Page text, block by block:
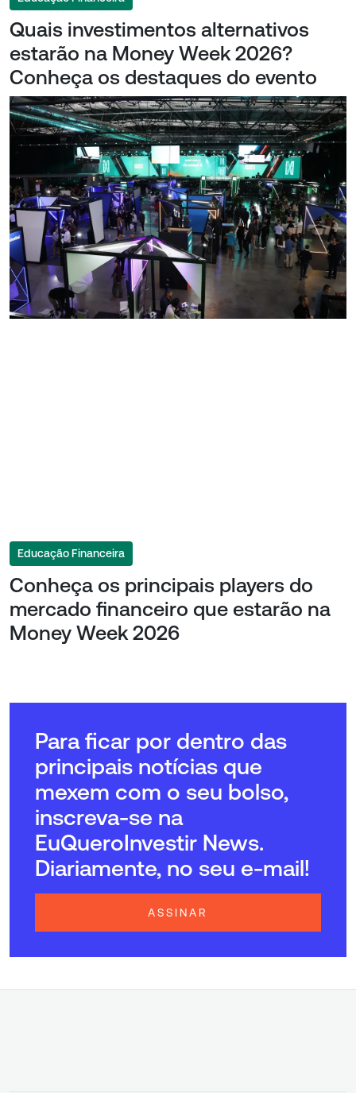
Quais investimentos alternativos
estarão na Money Week 2026?
Conheça os destaques do evento
Educação Financeira
Conheça os principais players do
mercado financeiro que estarão na
Money Week 2026
Para ficar por dentro das
principais notícias que
mexem com o seu bolso,
inscreva-se na
EuQueroInvestir News.
Diariamente, no seu e-mail!
ASSINAR